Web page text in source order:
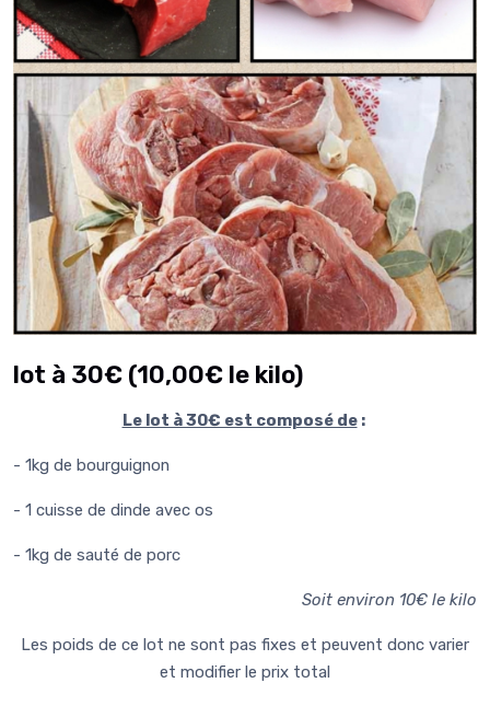
lot à 30€ (10,00€ le kilo)
Le lot à 30€ est composé de:
- 1kg de bourguignon
- 1 cuisse de dinde avec os
- 1kg de sauté de porc
Soit environ 10€ le kilo
Les poids de ce lot ne sont pas fixes et peuvent donc varier
et modifier le prix total